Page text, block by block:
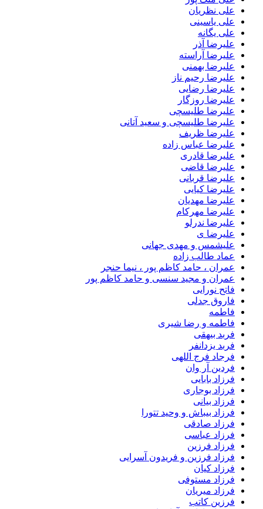
علی نظریان
علی یاسینی
علی یگانه
علیرضا آذر
علیرضا آراسته
علیرضا بهمنی
علیرضا رحیم ناز
علیرضا رضایی
علیرضا روزگار
علیرضا طلیسچی
علیرضا طلیسچی و سعید آتانی
علیرضا ظریف
علیرضا عباس زاده
علیرضا قادری
علیرضا قاضی
علیرضا قربانی
علیرضا کیایی
علیرضا مهدیان
علیرضا مهرکام
علیرضا ندرلو
علیرضا ی
علیشمس و مهدی جهانی
عماد طالب زاده
عمران ، حامد کاظم پور ، نیما حنجر
عمران و مجید سنسی و حامد کاظم پور
فاتح نورایی
فاروق جدلی
فاطمه
فاطمه و رضا شیری
فربد بیهقی
فربد یزدانفر
فرجاد فرج اللهی
فردین آر وان
فرزاد بابایی
فرزاد بوجاری
فرزاد بیانی
فرزاد بیباش و وحید تتورا
فرزاد صادقی
فرزاد عباسی
فرزاد فرزین
فرزاد فرزین و فریدون آسرایی
فرزاد کیان
فرزاد مستوفی
فرزاد میریان
فرزین کاتب